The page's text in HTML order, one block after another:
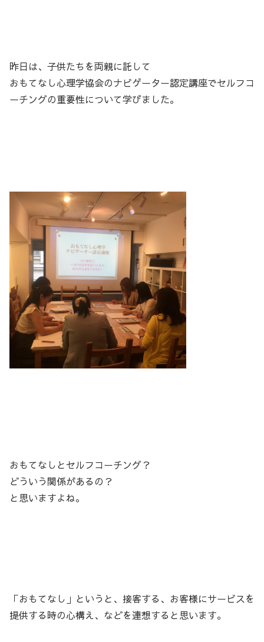
昨日は、子供たちを両親に託して
おもてなし心理学協会のナビゲーター認定講座でセルフコ
ーチングの重要性について学びました。
おもてなしとセルフコーチング？
どういう関係があるの？
と思いますよね。
「おもてなし」というと、接客する、お客様にサービスを
提供する時の心構え、などを連想すると思います。